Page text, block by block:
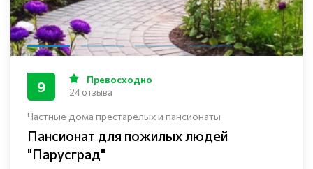
Частные дома престарелых и пансионаты
Пансионат для пожилых людей
"Парусград"
9 Превосходно
24 отзыва